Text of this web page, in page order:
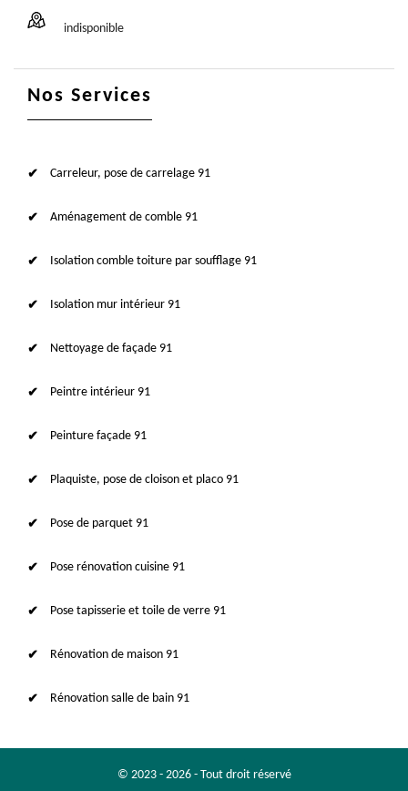
indisponible
Nos Services
Carreleur, pose de carrelage 91
Aménagement de comble 91
Isolation comble toiture par soufflage 91
Isolation mur intérieur 91
Nettoyage de façade 91
Peintre intérieur 91
Peinture façade 91
Plaquiste, pose de cloison et placo 91
Pose de parquet 91
Pose rénovation cuisine 91
Pose tapisserie et toile de verre 91
Rénovation de maison 91
Rénovation salle de bain 91
© 2023 - 2026 - Tout droit réservé